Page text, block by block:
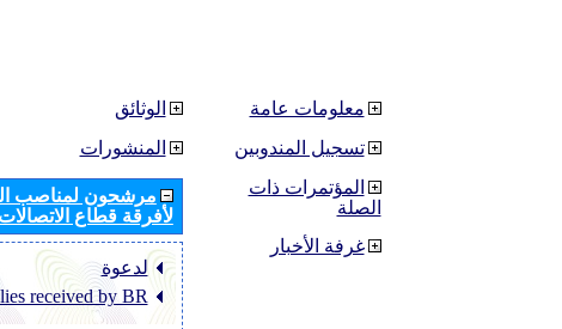
الوثائق
المنشورات
مرشحون لمناصب
لأفرقة قطاع
لدعوة
received by BR
معلومات عامة
تسجيل المندوبين
المؤتمرات ذات
الصلة
غرفة الأخبار